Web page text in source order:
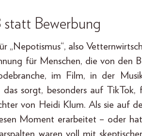
Bewerbung
„Nepotismus“, also
für Menschen, die von den
im Film, in der
das sorgt, besonders auf
von Heidi Klum. Als sie auf
Moment erarbeitet – oder